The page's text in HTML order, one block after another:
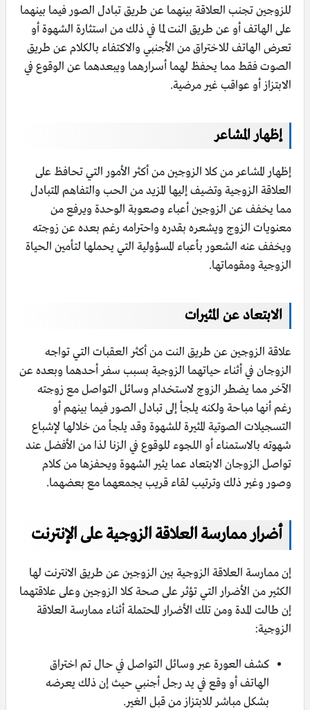
للزوجين تجنب العلاقة بينهما عن طريق تبادل الصور فيما بينهما
على الهاتف أو عن طريق النت لما في ذلك من استثارة الشهوة أو
تعرض الهاتف للاختراق من الأجنبي والاكتفاء بالكلام عن طريق
الصوت فقط مما يحفظ لهما أسرارهما ويبعدهما عن الوقوع في
الابتزاز أو عواقب غير مرضية.
إظهار المشاعر
إظهار المشاعر من كلا الزوجين من أكثر الأمور التي تحافظ على
العلاقة الزوجية وتضيف إليها المزيد من الحب والتفاهم المتبادل
مما يخفف عن الزوجين أعباء وصعوبة الوحدة ويرفع من
معنويات الزوج ويشعره بقدره واحترامه رغم بعده عن زوجته
ويخفف عنه الشعور بأعباء المسؤولية التي يحملها لتأمين الحياة
الزوجية ومقوماتها.
الابتعاد عن المثيرات
علاقة الزوجين عن طريق النت من أكثر العقبات التي تواجه
الزوجان في أثناء حياتهما الزوجية بسبب سفر أحدهما وبعده عن
الآخر مما يضطر الزوج لاستخدام وسائل التواصل مع زوجته
رغم أنها مباحة ولكنه يلجأ إلى تبادل الصور فيما بينهم أو
التسجيلات الصوتية المثيرة للشهوة وقد يلجأ من خلالها لإشباع
شهوته بالاستمناء أو اللجوء للوقوع في الزنا لذا من الأفضل عند
تواصل الزوجان الابتعاد عما يثير الشهوة ويحفزها من كلام
وصور وغير ذلك وترتيب لقاء قريب يجمعهما مع بعضهما.
أضرار ممارسة العلاقة الزوجية على الإنترنت
إن ممارسة العلاقة الزوجية بين الزوجين عن طريق الانترنت لها
الكثير من الأضرار التي تؤثر على صحة كلا الزوجين وعلى علاقتهما
إن طالت المدة ومن تلك الأضرار المحتملة أثناء ممارسة العلاقة
الزوجية:
كشف العورة عبر وسائل التواصل في حال تم اختراق
الهاتف أو وقع في يد رجل أجنبي حيث إن ذلك يعرضه
بشكل مباشر للابتزاز من قبل الغير.